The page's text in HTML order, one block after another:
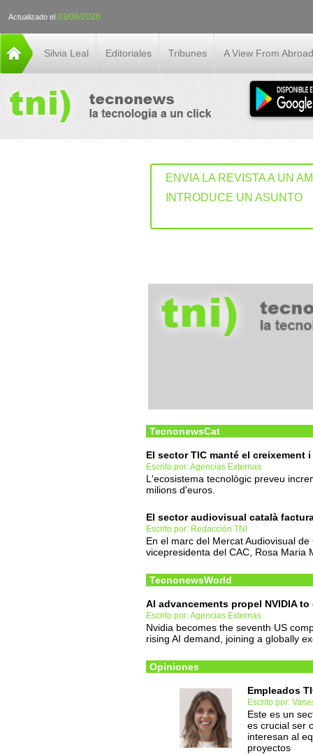
Actualizado el 03/08/2026
Silvia Leal Editoriales Tribunes A View From Abroad
ENVIA LA REVISTA A UN
INTRODUCE UN ASUNTO
TecnonewsCat
El sector TIC manté el creixement
Escrito por: Agencias Externas
L'ecosistema tecnològic preveu
milions d'euros.
El sector audiovisual català
Escrito por: Redacción TNI
En el marc del Mercat Audiovisual
vicepresidenta del CAC, Rosa Maria
TecnonewsWorld
AI advancements propel NVIDIA
Escrito por: Agencias Externas
Nvidia becomes the seventh US
rising AI demand, joining a globally
Opiniones
Empleados
Escrito por:
Este es un
es crucial ser
interesan al
proyectos